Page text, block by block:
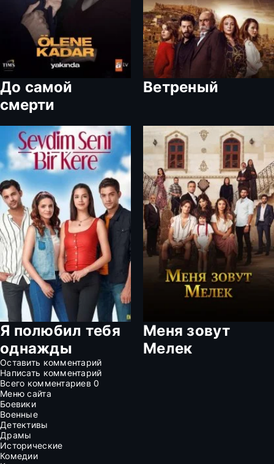
До самой
смерти
Ветреный
Я полюбил тебя
однажды
Меня зовут
Мелек
Оставить комментарий
Написать комментарий
Всего комментариев0
Меню сайта
Боевики
Военные
Детективы
Драмы
Исторические
Комедии